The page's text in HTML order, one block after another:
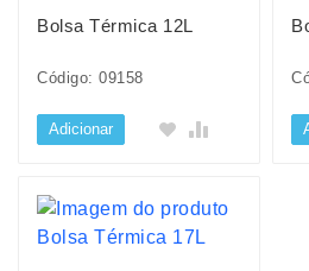
Bolsa Térmica 12L
Código: 09158
Adicionar